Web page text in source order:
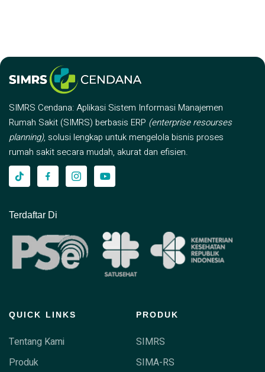
SIMRS Cendana: Aplikasi Sistem Informasi Manajemen
Rumah Sakit (SIMRS) berbasis ERP (enterprise resourses
planning), solusi lengkap untuk mengelola bisnis proses
rumah sakit secara mudah, akurat dan efisien.
Terdaftar Di
QUICK LINKS
Tentang Kami
Produk
PRODUK
SIMRS
SIMA-RS